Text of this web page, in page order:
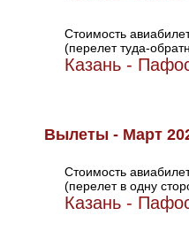
Стоимость
(перелет туда-
Казань -
Вылеты - Март
Стоимость
(перелет в одну
Казань -